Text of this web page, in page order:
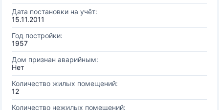
Дата постановки на учёт:
15.11.2011
Год постройки:
1957
Дом признан аварийным:
Нет
Количество жилых помещений:
12
Количество нежилых помещений: